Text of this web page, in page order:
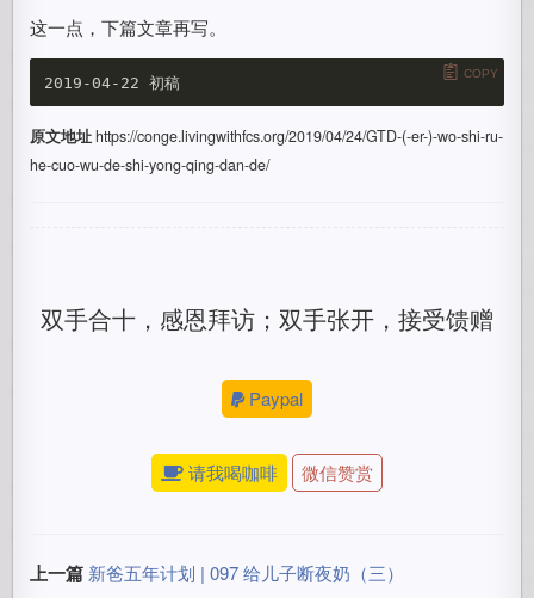
这一点，下篇文章再写。
COPY
原文地址https://conge.livingwithfcs.org/2019/04/24/GTD-(-er-)-wo-shi-ru-
he-cuo-wu-de-shi-yong-qing-dan-de/
双手合十，感恩拜访；双手张开，接受馈赠
Paypal
请我喝咖啡 微信赞赏
上一篇 新爸五年计划 | 097 给儿子断夜奶（三）